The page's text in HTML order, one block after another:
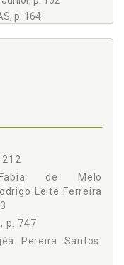
p. 164
/ Ricardo A.
p. 212
p. 221
Silva / Rauli Gross
Fabia de Melo
Leite Ferreira
p. 747
Pereira Santos.